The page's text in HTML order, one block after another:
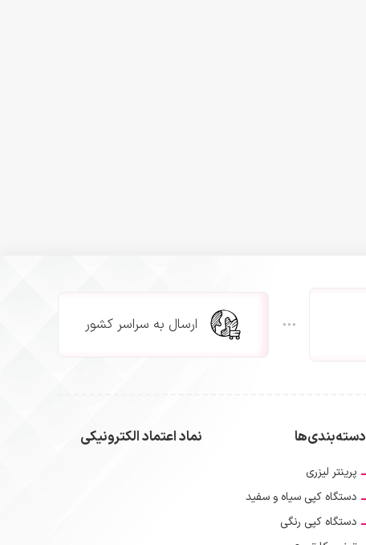
ارسال به سراسر کشور
دسته‌بندی‌ها
پرینتر لیزری
دستگاه کپی سیاه و سفید
دستگاه کپی رنگی
نماد اعتماد الکترونیکی